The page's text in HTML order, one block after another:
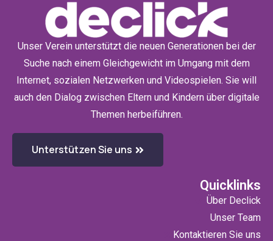
Unser Verein unterstützt die neuen Generationen bei der
Suche nach einem Gleichgewicht im Umgang mit dem
Internet, sozialen Netzwerken und Videospielen. Sie will
auch den Dialog zwischen Eltern und Kindern über digitale
Themen herbeiführen.
Unterstützen Sie uns
Quicklinks
Über Declick
Unser Team
Kontaktieren Sie uns